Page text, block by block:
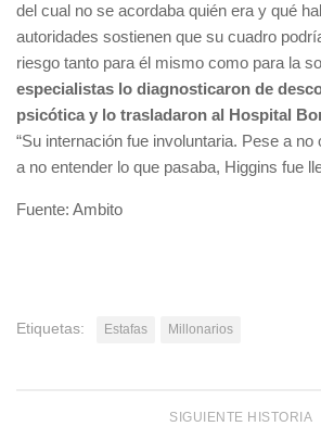
del cual no se acordaba quién era y qué
autoridades sostienen que su cuadro
riesgo tanto para él mismo como para la
especialistas lo diagnosticaron de
psicótica y lo trasladaron al Hospital
“Su internación fue involuntaria. Pese a
a no entender lo que pasaba, Higgins fue
Fuente: Ambito
Etiquetas: Estafas Millonarios
SIGUIENTE HISTORIA